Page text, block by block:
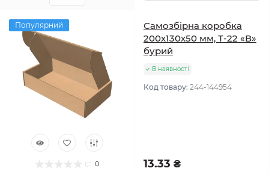
Популярний
0
Самозбірна коробка
200х130х50 мм, Т-22 «В»
бурий
В наявності
Код товару: 244-144954
13.33 ₴